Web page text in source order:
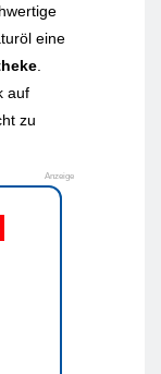
eine
.
auf
zu
Anzeige